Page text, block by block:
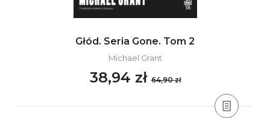
Głód. Seria Gone. Tom 2
Michael Grant
38,94 zł64,90 zł